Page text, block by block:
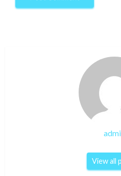
View all